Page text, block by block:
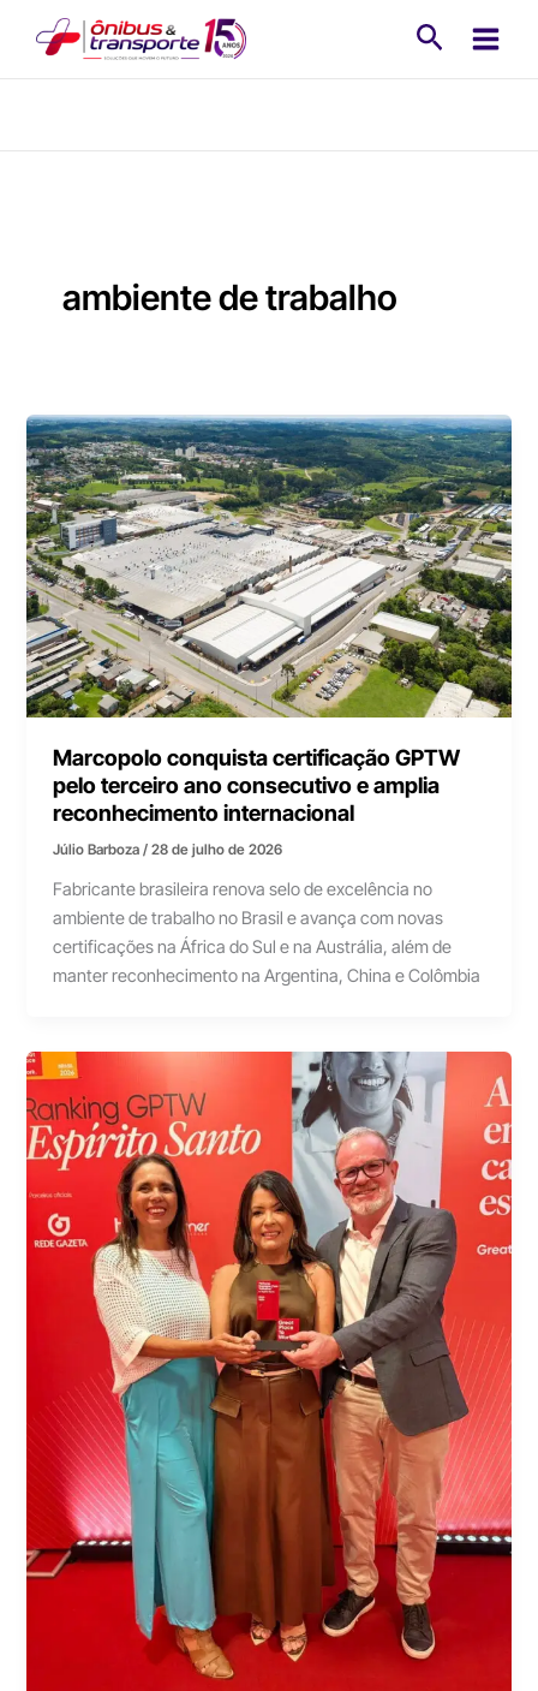
ambiente de trabalho
Marcopolo conquista certificação GPTW
pelo terceiro ano consecutivo e amplia
reconhecimento internacional
Júlio Barboza/28 de julho de 2026
Fabricante brasileira renova selo de excelência no
ambiente de trabalho no Brasil e avança com novas
certificações na África do Sul e na Austrália, além de
manter reconhecimento na Argentina, China e Colômbia